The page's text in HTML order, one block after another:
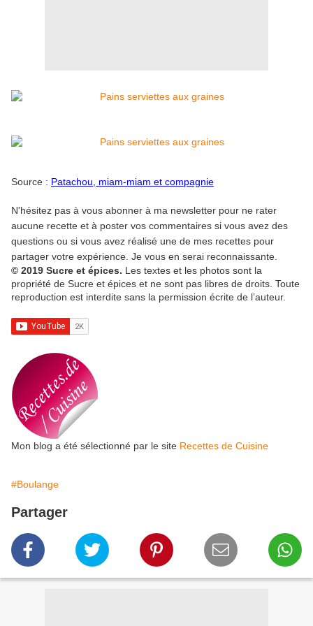
Source : Patachou, miam-miam et compagnie
N'hésitez pas à vous abonner à ma newsletter pour ne rater
aucune recette et à poster vos commentaires si vous avez des
questions ou si vous avez réalisé une de mes recettes pour
partager votre expérience. Je vous en serai reconnaissante.
© 2019 Sucre et épices. Les textes et les photos sont la
propriété de Sucre et épices et ne sont pas libres de droits. Toute
reproduction est interdite sans la permission écrite de l’auteur.
Mon blog a été sélectionné par le site Recettes de Cuisine
#Boulange
Partager